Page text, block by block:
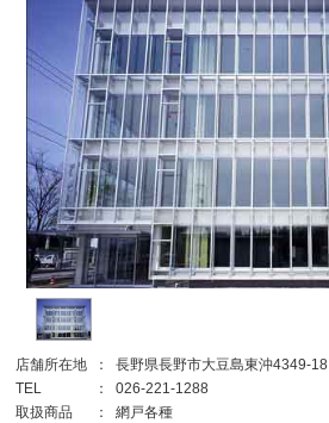
店舗所在地 ：
長野県長野市大豆島東沖4349-18
TEL
：
026-221-1288
取扱商品
：
網戸各種